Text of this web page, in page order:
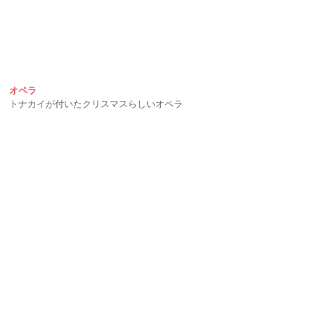
オペラ
トナカイが付いたクリスマスらしいオペラ